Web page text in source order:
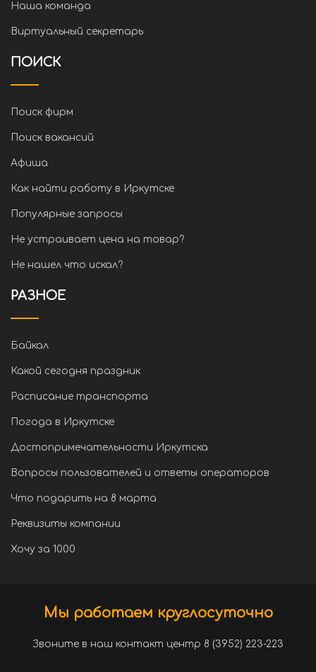
Наша команда
Виртуальный секретарь
ПОИСК
Поиск фирм
Поиск вакансий
Афиша
Как найти работу в Иркутске
Популярные запросы
Не устраивает цена на товар?
Не нашел что искал?
РАЗНОЕ
Байкал
Какой сегодня праздник
Расписание транспорта
Погода в Иркутске
Достопримечательности Иркутска
Вопросы пользователей и ответы операторов
Что подарить на 8 марта
Реквизиты компании
Хочу за 1000
Мы работаем круглосуточно
Звоните в наш контакт центр 8 (3952) 223-223